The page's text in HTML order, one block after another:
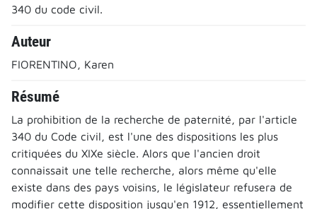
340 du code civil.
Auteur
FIORENTINO, Karen
Résumé
La prohibition de la recherche de paternité, par l'article
340 du Code civil, est l'une des dispositions les plus
critiquées du XIXe siècle. Alors que l'ancien droit
connaissait une telle recherche, alors même qu'elle
existe dans des pays voisins, le législateur refusera de
modifier cette disposition jusqu'en 1912, essentiellement